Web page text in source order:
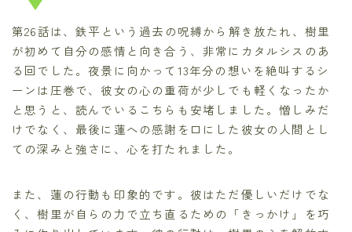
第26話は、鉄平という過去の呪縛から解き放たれ、樹里
が初めて自分の感情と向き合う、非常にカタルシスのあ
る回でした。夜景に向かって13年分の想いを絶叫するシ
ーンは圧巻で、彼女の心の重荷が少しでも軽くなったか
と思うと、読んでいるこちらも安堵しました。憎しみだ
けでなく、最後に蓮への感謝を口にした彼女の人間とし
ての深みと強さに、心を打たれました。
また、蓮の行動も印象的です。彼はただ優しいだけでな
く、樹里が自らの力で立ち直るための「きっかけ」を巧